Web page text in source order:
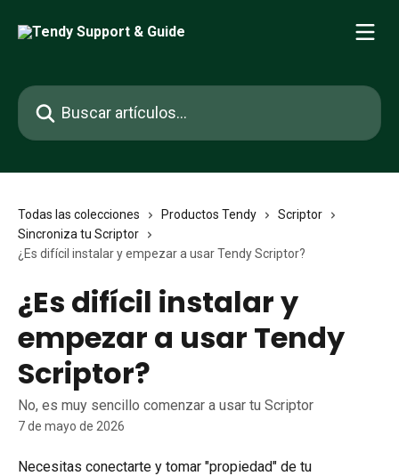
Buscar artículos...
Todas las colecciones Productos Tendy
Scriptor
Sincroniza tu Scriptor
¿Es difícil instalar y empezar a usar Tendy Scriptor?
¿Es difícil instalar y
empezar a usar Tendy
Scriptor?
No, es muy sencillo comenzar a usar tu Scriptor
7 de mayo de 2026
Necesitas conectarte y tomar "propiedad" de tu